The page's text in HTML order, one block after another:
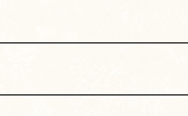
す。楽しい時間をお過ごしくださ